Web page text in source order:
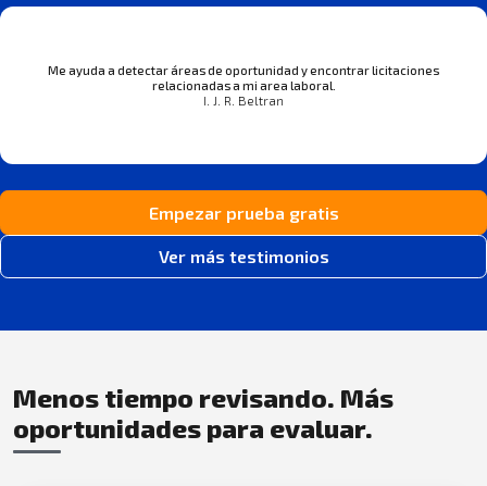
Me ayuda a detectar áreas de oportunidad y encontrar licitaciones
relacionadas a mi area laboral.
I. J. R. Beltran
Empezar prueba gratis
Ver más testimonios
Menos tiempo revisando. Más
oportunidades para evaluar.